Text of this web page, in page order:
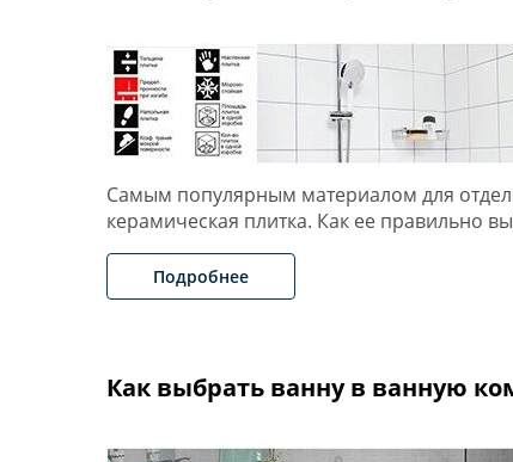
Самым популярным материалом для
керамическая плитка. Как ее правильно
Подробнее
Как выбрать ванну в ванную